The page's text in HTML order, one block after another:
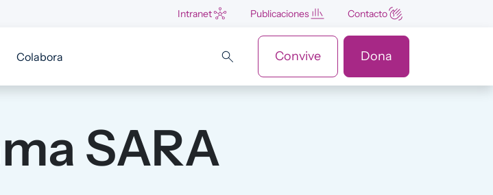
Intranet Publicaciones Contacto
Colabora Convive Dona
SARA